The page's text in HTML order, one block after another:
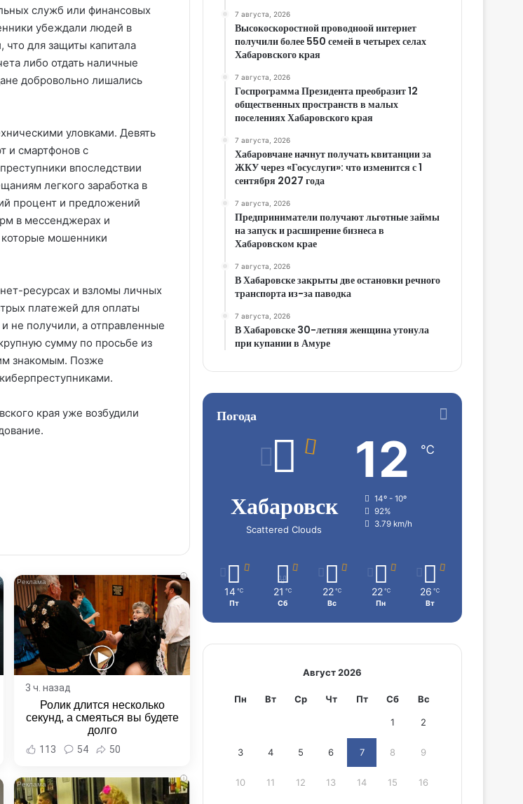
служб или финансовых
убеждали людей в
для защиты капитала
либо отдать наличные
добровольно лишались
уловками. Девять
и смартфонов с
впоследствии
легкого заработка в
процент и предложений
в мессенджерах и
мошенники
ресурсах и взломы личных
платежей для оплаты
не получили, а отправленные
сумму по просьбе из
знакомым. Позже
края уже возбудили
i
3 ч. назад
Ролик длится несколько
секунд, а смеяться вы будете
долго
113 54 50
i
7 августа, 2026
Высокоскоростной проводноой интернет
получили более 550 семей в четырех селах
Хабаровского края
7 августа, 2026
Госпрограмма Президента преобразит 12
общественных пространств в малых
поселениях Хабаровского края
7 августа, 2026
Хабаровчане начнут получать квитанции за
ЖКУ через «Госуслуги»: что изменится с 1
сентября 2027 года
7 августа, 2026
Предприниматели получают льготные займы
на запуск и расширение бизнеса в
Хабаровском крае
7 августа, 2026
В Хабаровске закрыты две остановки речного
транспорта из-за паводка
7 августа, 2026
В Хабаровске 30-летняя женщина утонула
при купании в Амуре
Погода
Хабаровск
Scattered Clouds
12 ℃
14º - 10º
92%
3.79 km/h
14 ℃
Пт
21 ℃
Сб
22 ℃
Вс
22 ℃
Пн
26 ℃
Вт
Август 2026
Пн Вт Ср Чт Пт Сб Вс
1 2
3 4 5 6 7 8 9
10 11 12 13 14 15 16